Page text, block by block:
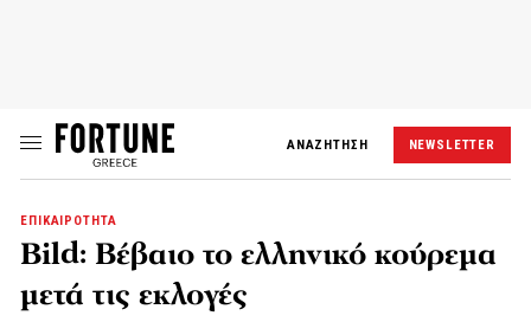
ΑΝΑΖΗΤΗΣΗ NEWSLETTER
ΕΠΙΚΑΙΡΟΤΗΤΑ
Bild: Βέβαιο το ελληνικό κούρεμα
μετά τις εκλογές